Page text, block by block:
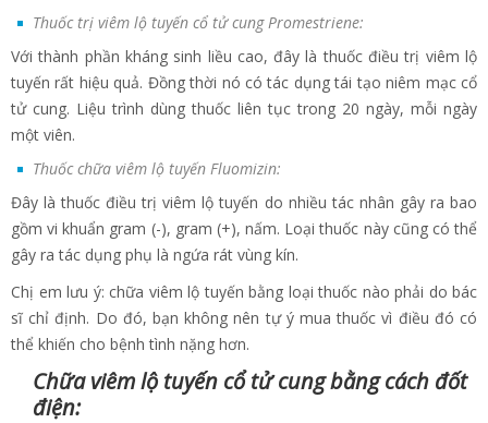
Thuốc trị viêm lộ tuyến cổ tử cung Promestriene:
Với thành phần kháng sinh liều cao, đây là thuốc điều trị viêm lộ
tuyến rất hiệu quả. Đồng thời nó có tác dụng tái tạo niêm mạc cổ
tử cung. Liệu trình dùng thuốc liên tục trong 20 ngày, mỗi ngày
một viên.
Thuốc chữa viêm lộ tuyến Fluomizin:
Đây là thuốc điều trị viêm lộ tuyến do nhiều tác nhân gây ra bao
gồm vi khuẩn gram (-), gram (+), nấm. Loại thuốc này cũng có thể
gây ra tác dụng phụ là ngứa rát vùng kín.
Chị em lưu ý: chữa viêm lộ tuyến bằng loại thuốc nào phải do bác
sĩ chỉ định. Do đó, bạn không nên tự ý mua thuốc vì điều đó có
thể khiến cho bệnh tình nặng hơn.
Chữa viêm lộ tuyến cổ tử cung bằng cách đốt
điện: